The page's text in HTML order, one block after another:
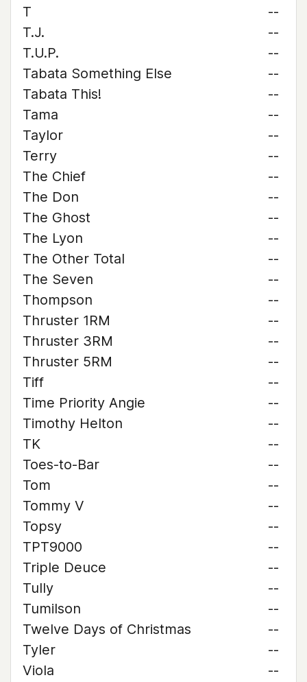
T
--
T.J.
--
T.U.P.
--
Tabata Something Else
--
Tabata This!
--
Tama
--
Taylor
--
Terry
--
The Chief
--
The Don
--
The Ghost
--
The Lyon
--
The Other Total
--
The Seven
--
Thompson
--
Thruster 1RM
--
Thruster 3RM
--
Thruster 5RM
--
Tiff
--
Time Priority Angie
--
Timothy Helton
--
TK
--
Toes-to-Bar
--
Tom
--
Tommy V
--
Topsy
--
TPT9000
--
Triple Deuce
--
Tully
--
Tumilson
--
Twelve Days of Christmas
--
Tyler
--
Viola
--